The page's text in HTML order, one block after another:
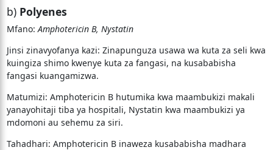
b) Polyenes
Mfano:Amphotericin B, Nystatin
Jinsi zinavyofanya kazi: Zinapunguza usawa wa kuta za seli kwa
kuingiza shimo kwenye kuta za fangasi, na kusababisha
fangasi kuangamizwa.
Matumizi: Amphotericin B hutumika kwa maambukizi makali
yanayohitaji tiba ya hospitali, Nystatin kwa maambukizi ya
mdomoni au sehemu za siri.
Tahadhari: Amphotericin B inaweza kusababisha madhara